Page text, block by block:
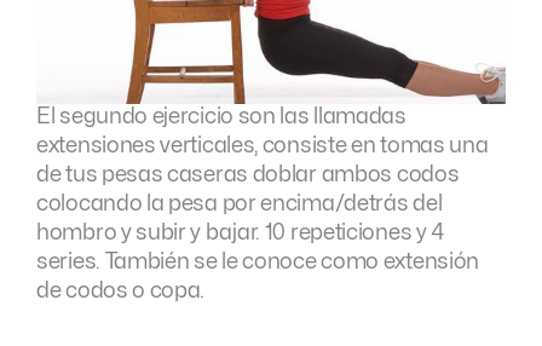
El segundo ejercicio son las llamadas
extensiones verticales, consiste en tomas una
de tus pesas caseras doblar ambos codos
colocando la pesa por encima/detrás del
hombro y subir y bajar. 10 repeticiones y 4
series. También se le conoce como extensión
de codos o copa.